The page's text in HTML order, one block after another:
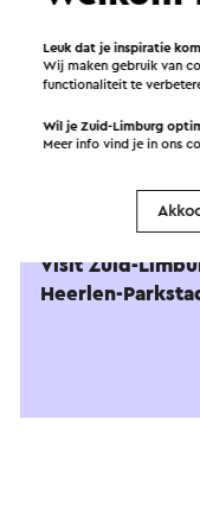
Visit Zuid-
Heerlen-
Leuk dat je inspiratie
Wij maken gebruik van
functionaliteit te
Wil je Zuid-Limburg
Meer info vind je in ons